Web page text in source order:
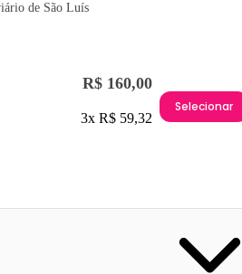
de São Luís
R$ 160,00
3x R$ 59,32
Selecionar